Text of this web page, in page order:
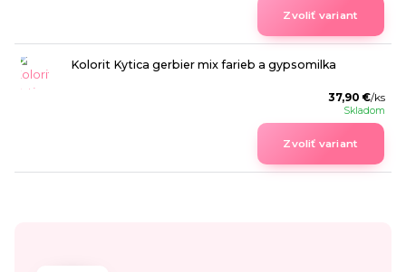
Zvoliť variant
Kolorit Kytica gerbier mix farieb a gypsomilka
37,90 €/ks
Skladom
Zvoliť variant